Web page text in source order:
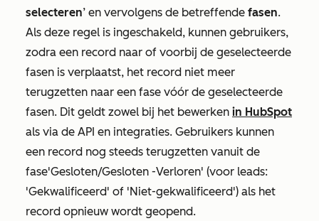
selecteren’ en vervolgens de betreffende fasen.
Als deze regel is ingeschakeld, kunnen gebruikers,
zodra een record naar of voorbij de geselecteerde
fasen is verplaatst, het record niet meer
terugzetten naar een fase vóór de geselecteerde
fasen. Dit geldt zowel bij het bewerken in HubSpot
als via de API en integraties. Gebruikers kunnen
een record nog steeds terugzetten vanuit de
fase'Gesloten/Gesloten -Verloren' (voor leads:
'Gekwalificeerd' of 'Niet-gekwalificeerd') als het
record opnieuw wordt geopend.